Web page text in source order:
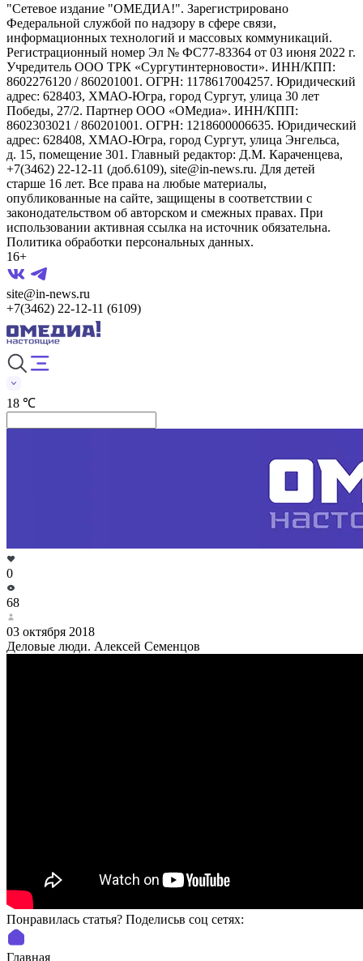
"Сетевое издание "ОМЕДИА!". Зарегистрировано
Федеральной службой по надзору в сфере связи,
информационных технологий и массовых коммуникаций.
Регистрационный номер Эл № ФС77-83364 от 03 июня 2022 г.
Учредитель ООО ТРК «Сургутинтерновости». ИНН/КПП:
8602276120 / 860201001. ОГРН: 1178617004257. Юридический
адрес: 628403, ХМАО-Югра, город Сургут, улица 30 лет
Победы, 27/2. Партнер ООО «ОМедиа». ИНН/КПП:
8602303021 / 860201001. ОГРН: 1218600006635. Юридический
адрес: 628408, ХМАО-Югра, город Сургут, улица Энгельса,
д. 15, помещение 301. Главный редактор: Д.М. Караченцева,
+7(3462) 22-12-11 (доб.6109), site@in-news.ru. Для детей
старше 16 лет. Все права на любые материалы,
опубликованные на сайте, защищены в соответствии с
законодательством об авторском и смежных правах. При
использовании активная ссылка на источник обязательна.
Политика обработки персональных данных.
16+
site@in-news.ru
+7(3462) 22-12-11 (6109)
18 ℃
0
68
03 октября 2018
Деловые люди. Алексей Семенцов
Понравилась статья? Поделиcьв соц сетях:
Главная